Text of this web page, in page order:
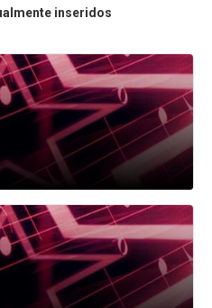
inseridos